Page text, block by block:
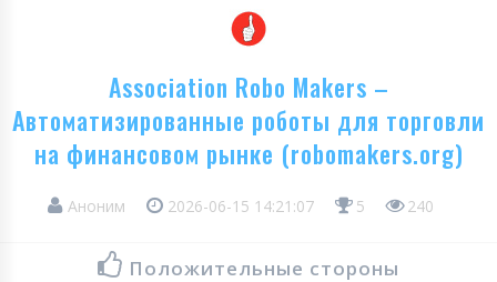
Association Robo Makers –
Автоматизированные роботы для торговли
на финансовом рынке (robomakers.org)
Аноним 2026-06-15 14:21:07 5 240
Положительные стороны